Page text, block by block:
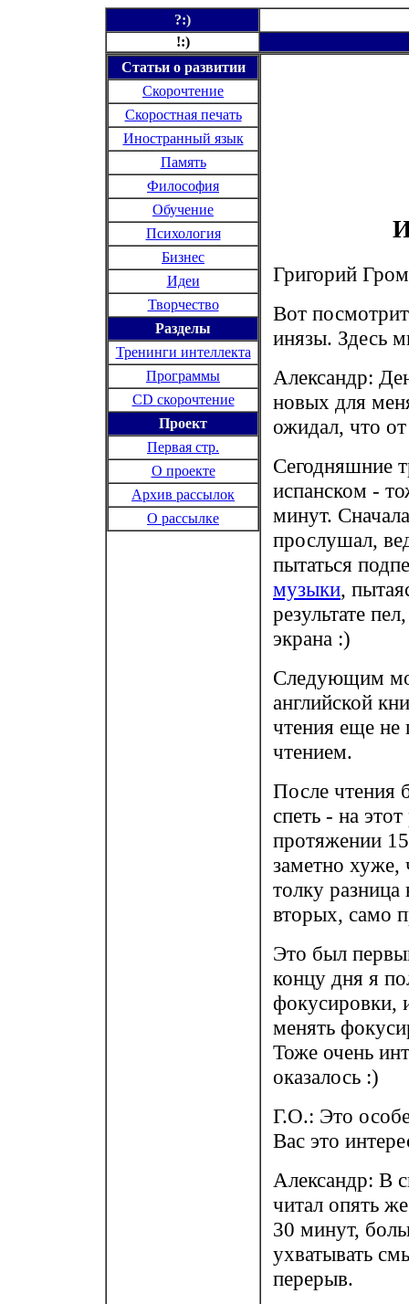
?:)
!:)
Статьи о развитии
Скорочтение
Скоростная печать
Иностранный язык
Память
Философия
Обучение
Психология
Бизнес
Идеи
Творчество
Разделы
Тренинги интеллекта
Программы
CD скорочтение
Проект
Первая стр.
О проекте
Архив рассылок
О рассылке
Григорий
Вот
инязы. Здесь
Александр:
новых для
ожидал, что
Сегодняшние
испанском -
минут.
прослушал,
пытаться
музыки,
результате
экрана :)
Следующим
английской
чтения еще
чтением.
После чтения
спеть - на
протяжении
заметно хуже,
толку
вторых, само
Это был
концу дня я
фокусировки,
менять
Тоже очень
оказалось :)
Г.О.: Это
Вас это
Александр: В
читал опять
30 минут,
ухватывать
перерыв.